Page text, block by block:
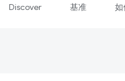
Discover 基准 如